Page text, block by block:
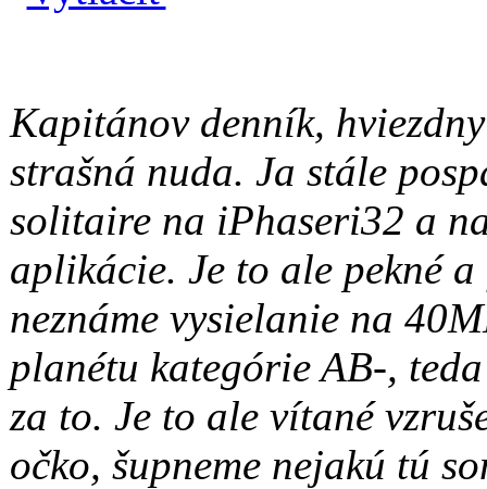
Kapitánov denník,
strašná nuda. Ja stále
solitaire na iPhaseri32 a
aplikácie. Je to ale pekné
neznáme vysielanie na
planétu kategórie AB-,
za to. Je to ale vítané
očko, šupneme nejakú tú